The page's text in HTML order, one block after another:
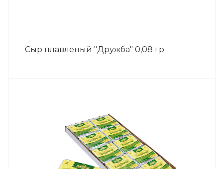
Сыр плавленый "Дружба" 0,08 гр